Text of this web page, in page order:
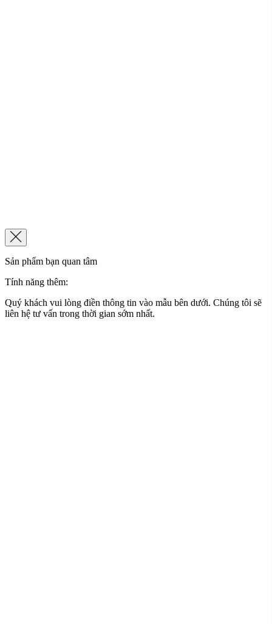
Sản phẩm bạn quan tâm
Tính năng thêm:
Quý khách vui lòng điền thông tin vào mẫu bên dưới. Chúng tôi sẽ
liên hệ tư vấn trong thời gian sớm nhất.